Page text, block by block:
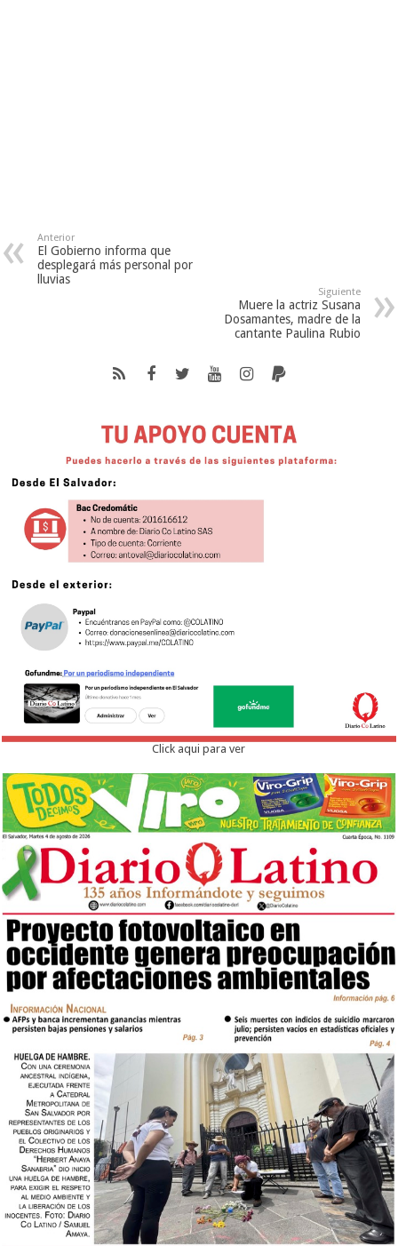
Anterior
El Gobierno informa que
desplegará más personal por
lluvias
Siguiente
Muere la actriz Susana
Dosamantes, madre de la
cantante Paulina Rubio
Click aqui para ver